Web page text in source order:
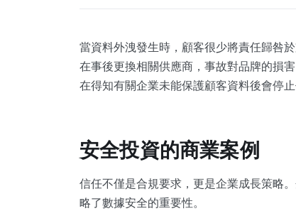
當資料外洩發生時，顧客很少將責任歸咎
在事後更換相關供應商，事故對品牌的損
在得知有關企業未能保護顧客資料後會停止
安全投資的商業案例
信任不僅是合規要求，更是企業成長策略
略了數據安全的重要性。